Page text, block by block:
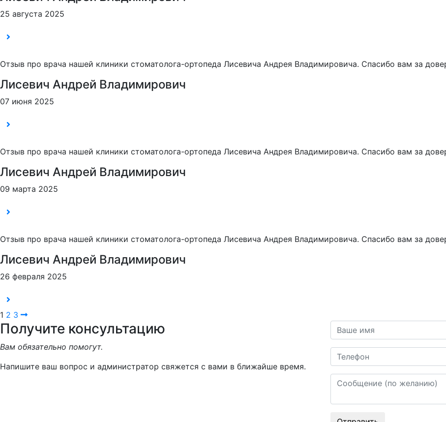
25 августа 2025
Отзыв про врача нашей клиники стоматолога-ортопеда Лисевича Андрея Владимировича. Спасибо вам за
Лисевич Андрей Владимирович
07 июня 2025
Отзыв про врача нашей клиники стоматолога-ортопеда Лисевича Андрея Владимировича. Спасибо вам за
Лисевич Андрей Владимирович
09 марта 2025
Отзыв про врача нашей клиники стоматолога-ортопеда Лисевича Андрея Владимировича. Спасибо вам за
Лисевич Андрей Владимирович
26 февраля 2025
Навигация
по
записям
1 2 3
Получите консультацию
Вам обязательно помогут.
Напишите ваш вопрос и администратор свяжется с вами в ближайше время.
Ваше имя
Телефон
Сообщение